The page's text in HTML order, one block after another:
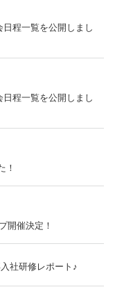
日程一覧を公開しまし
日程一覧を公開しまし
！
開催決定！
入社研修レポート♪